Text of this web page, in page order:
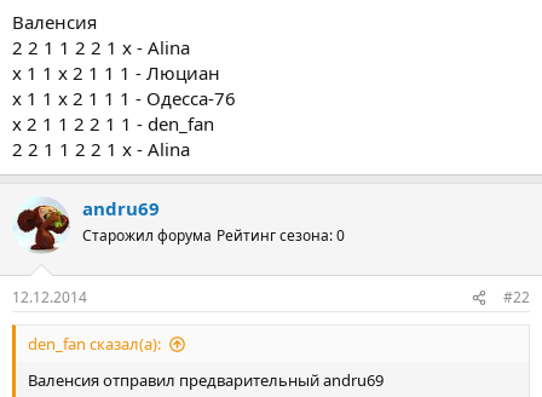
Валенсия
2 2 1 1 2 2 1 x - Alina
х 1 1 х 2 1 1 1 - Люциан
х 1 1 х 2 1 1 1 - Одесса-76
х 2 1 1 2 2 1 1 - den_fan
2 2 1 1 2 2 1 x - Alina
andru69
Старожил форума Рейтинг сезона: 0
12.12.2014 #22
den_fan сказал(а):
Валенсия отправил предварительный andru69